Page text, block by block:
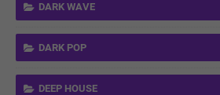
DARK WAVE
DARK POP
DEEP HOUSE